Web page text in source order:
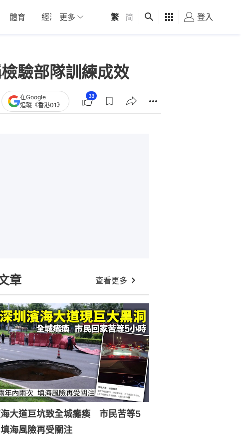
體育 經濟 01深圳 觀點 健康 好食玩飛
更多 繁 简 登入
驗部隊訓練成效
在Google
追蹤《香港01》
38
章 查看更多
大道巨坑致全城癱瘓 市民苦等5
海風險再受關注